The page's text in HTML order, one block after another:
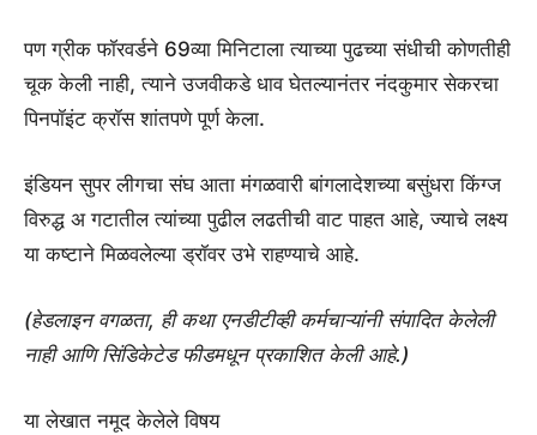
पण ग्रीक फॉरवर्डने 69व्या मिनिटाला त्याच्या पुढच्या संधीची कोणतीही
चूक केली नाही, त्याने उजवीकडे धाव घेतल्यानंतर नंदकुमार सेकरचा
पिनपॉइंट क्रॉस शांतपणे पूर्ण केला.
इंडियन सुपर लीगचा संघ आता मंगळवारी बांगलादेशच्या बसुंधरा किंग्ज
विरुद्ध अ गटातील त्यांच्या पुढील लढतीची वाट पाहत आहे, ज्याचे लक्ष्य
या कष्टाने मिळवलेल्या ड्रॉवर उभे राहण्याचे आहे.
(हेडलाइन वगळता, ही कथा एनडीटीव्ही कर्मचाऱ्यांनी संपादित केलेली
नाही आणि सिंडिकेटेड फीडमधून प्रकाशित केली आहे.)
या लेखात नमूद केलेले विषय